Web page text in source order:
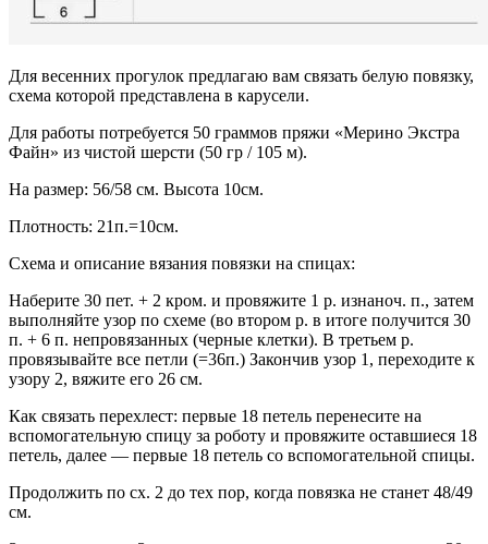
Для весенних прогулок предлагаю вам связать белую повязку,
схема которой представлена в карусели.
Для работы потребуется 50 граммов пряжи «Мерино Экстра
Файн» из чистой шерсти (50 гр / 105 м).
На размер: 56/58 см. Высота 10см.
Плотность: 21п.=10см.
Схема и описание вязания повязки на спицах:
Наберите 30 пет. + 2 кром. и провяжите 1 р. изнаноч. п., затем
выполняйте узор по схеме (во втором р. в итоге получится 30
п. + 6 п. непровязанных (черные клетки). В третьем р.
провязывайте все петли (=36п.) Закончив узор 1, переходите к
узору 2, вяжите его 26 см.
Как связать перехлест: первые 18 петель перенесите на
вспомогательную спицу за роботу и провяжите оставшиеся 18
петель, далее — первые 18 петель со вспомогательной спицы.
Продолжить по сх. 2 до тех пор, когда повязка не станет 48/49
см.